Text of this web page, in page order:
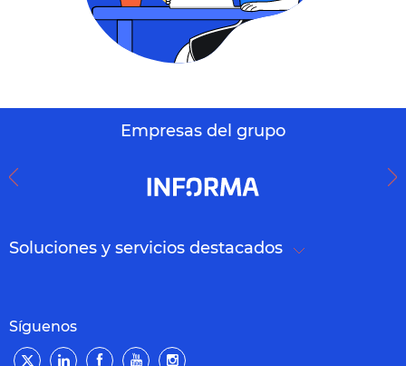
Empresas del grupo
Soluciones y servicios destacados
Síguenos